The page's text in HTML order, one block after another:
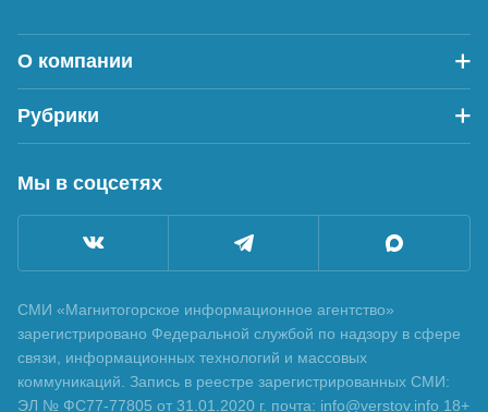
О компании
Рубрики
Мы в соцсетях
СМИ «Магнитогорское информационное агентство»
зарегистрировано Федеральной службой по надзору в сфере
связи, информационных технологий и массовых
коммуникаций. Запись в реестре зарегистрированных СМИ:
ЭЛ № ФС77-77805 от 31.01.2020 г. почта: info@verstov.info 18+